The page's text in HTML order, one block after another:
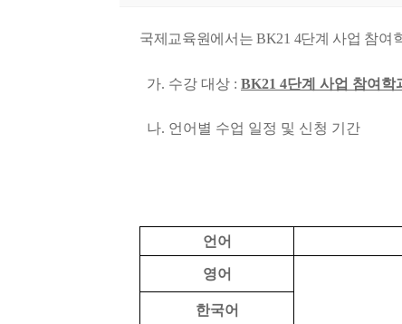
국제교육원에서는 BK21 4단계 사업 참
가. 수강 대상 : BK21 4단계 사업 참여
나. 언어별 수업 일정 및 신청 기간
언어
영어
한국어